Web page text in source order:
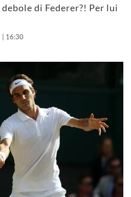
di Federer?! Per lui
| 16:30